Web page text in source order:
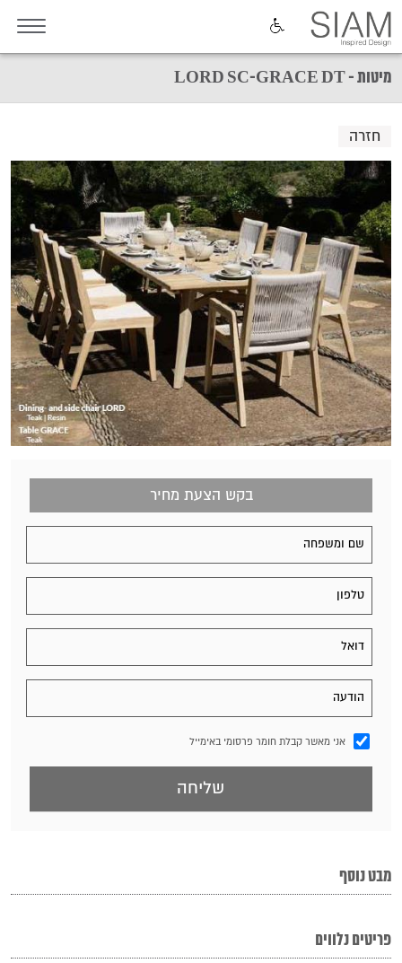
מיטות - LORD SC-GRACE DT
חזרה
בקש הצעת מחיר
אני מאשר קבלת חומר פרסומי באימייל
מבט נוסף
פריטים נלווים